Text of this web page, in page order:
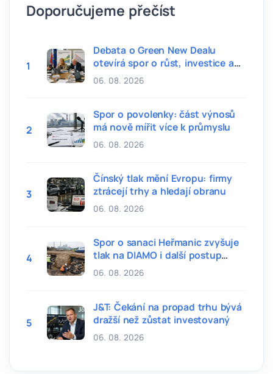
Doporučujeme přečíst
1
Debata o Green New Dealu
otevírá spor o růst, investice a
cenu transformace
06. 08. 2026
2
Spor o povolenky: část výnosů
má nově mířit více k průmyslu
06. 08. 2026
3
Čínský tlak mění Evropu: firmy
ztrácejí trhy a hledají obranu
06. 08. 2026
4
Spor o sanaci Heřmanic zvyšuje
tlak na DIAMO i další postup
státu
06. 08. 2026
5
J&T: Čekání na propad trhu bývá
dražší než zůstat investovaný
06. 08. 2026